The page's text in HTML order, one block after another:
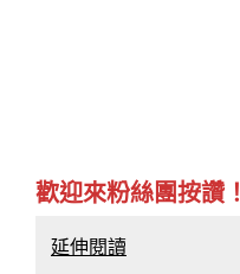
歡迎來粉絲團按讚！
延伸閱讀